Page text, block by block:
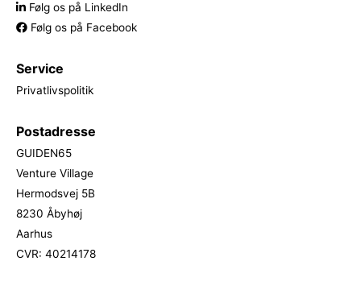
Følg os på LinkedIn
Følg os på Facebook
Service
Privatlivspolitik
Postadresse
GUIDEN65
Venture Village
Hermodsvej 5B
8230 Åbyhøj
Aarhus
CVR: 40214178